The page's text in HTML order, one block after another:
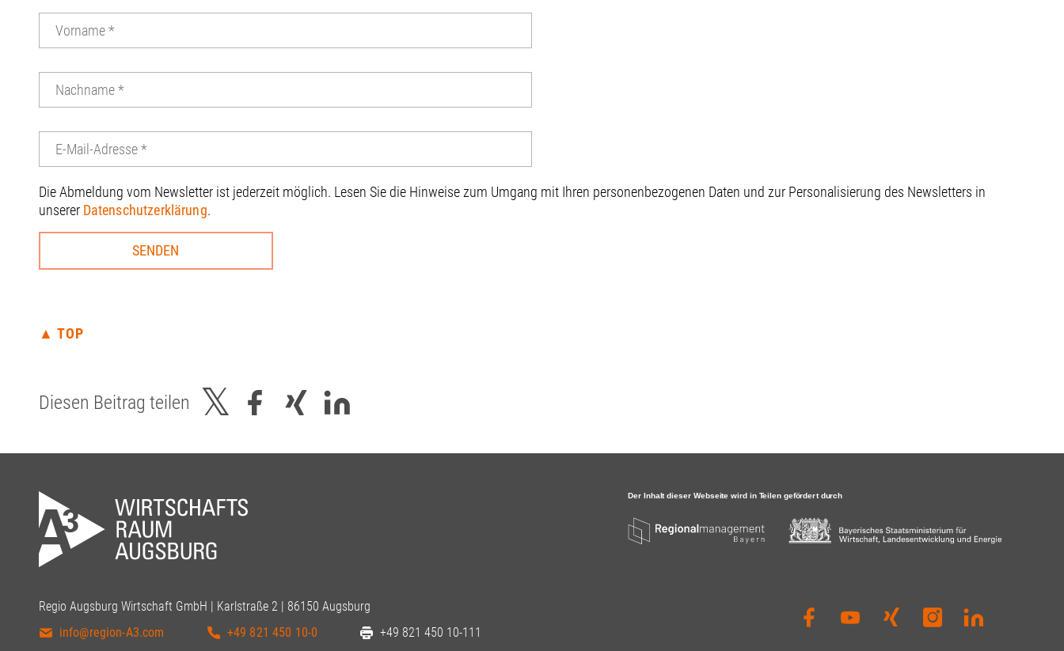
Die Abmeldung vom Newsletter ist jederzeit möglich. Lesen Sie die Hinweise zum Umgang mit Ihren personenbezogenen Daten und zur Personalisierung des Newsletters in
unserer Datenschutzerklärung.
▲ TOP
Diesen Beitrag teilen
Regio Augsburg Wirtschaft GmbH | Karlstraße 2 | 86150 Augsburg
info@region-A3.com
+49 821 450 10-0 +49 821 450 10-111